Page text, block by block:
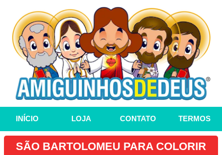
INÍCIO LOJA CONTATO TERMOS
SÃO BARTOLOMEU PARA COLORIR